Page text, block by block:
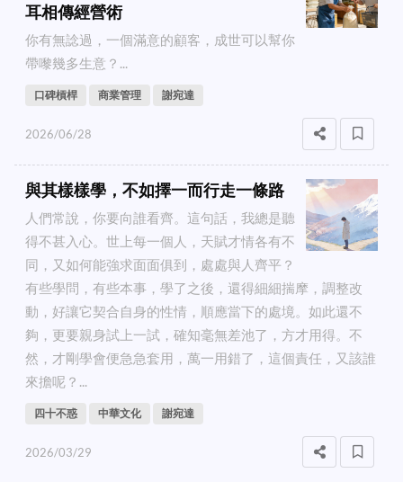
耳相傳經營術
你有無諗過，一個滿意的顧客，成世可以幫你
帶嚟幾多生意？...
口碑槓桿 商業管理 謝宛達
2026/06/28
與其樣樣學，不如擇一而行走一條路
人們常說，你要向誰看齊。這句話，我總是聽
得不甚入心。世上每一個人，天賦才情各有不
同，又如何能強求面面俱到，處處與人齊平？
有些學問，有些本事，學了之後，還得細細揣摩，調整改
動，好讓它契合自身的性情，順應當下的處境。如此還不
夠，更要親身試上一試，確知毫無差池了，方才用得。不
然，才剛學會便急急套用，萬一用錯了，這個責任，又該誰
來擔呢？...
四十不惑 中華文化 謝宛達
2026/03/29